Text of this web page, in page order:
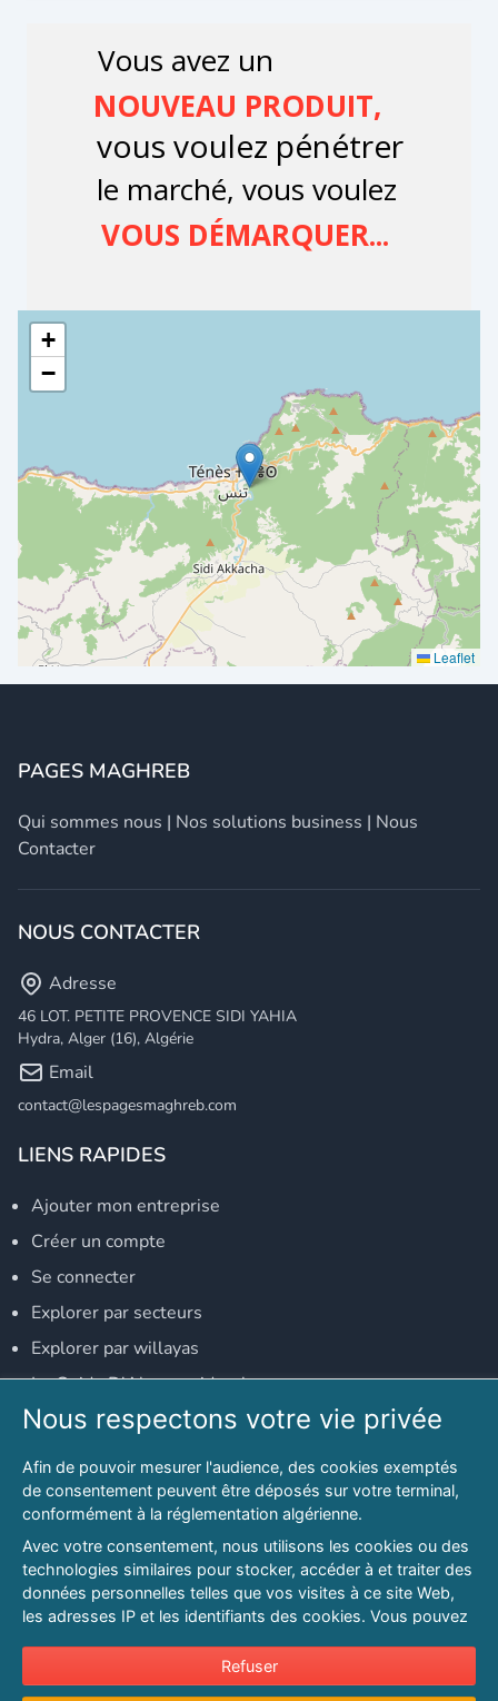
+
−
Leaflet
PAGES MAGHREB
Qui sommes nous | Nos solutions business | Nous
Contacter
NOUS CONTACTER
Adresse
46 LOT. PETITE PROVENCE SIDI YAHIA
Hydra, Alger (16), Algérie
Email
contact@lespagesmaghreb.com
LIENS RAPIDES
Ajouter mon entreprise
Créer un compte
Se connecter
Explorer par secteurs
Explorer par willayas
Le Guide D'Alger, guide-alger.com
NOS RÉSEAUX SOCIAUX
Notre page Facebook
Notre page LinkedIn
Notre page Instagram
Notre page Twitter
© 2026 PAGESMAGHREB.COM. ALL RIGHTS RESERVED
Nous respectons votre vie privée
Afin de pouvoir mesurer l'audience, des cookies exemptés
de consentement peuvent être déposés sur votre terminal,
conformément à la réglementation algérienne.
Avec votre consentement, nous utilisons les cookies ou des
technologies similaires pour stocker, accéder à et traiter des
données personnelles telles que vos visites à ce site Web,
les adresses IP et les identifiants des cookies. Vous pouvez
sur l'intérêt légitime à tout moment en cliquant sur « Refuser
».
Refuser